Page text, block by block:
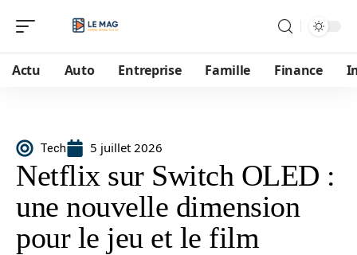
Actu Auto Entreprise Famille Finance
Tech 5 juillet 2026
Netflix sur Switch OLED :
une nouvelle dimension
pour le jeu et le film